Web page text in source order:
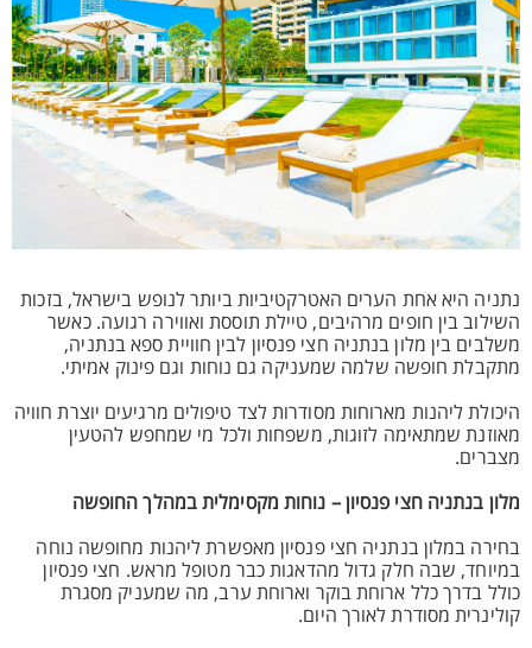
נתניה היא אחת הערים האטרקטיביות ביותר לנופש בישראל, בזכות
השילוב בין חופים מרהיבים, טיילת תוססת ואווירה רגועה. כאשר
משלבים בין מלון בנתניה חצי פנסיון לבין חוויית ספא בנתניה,
מתקבלת חופשה שלמה שמעניקה גם נוחות וגם פינוק אמיתי.
היכולת ליהנות מארוחות מסודרות לצד טיפולים מרגיעים יוצרת חוויה
מאוזנת שמתאימה לזוגות, משפחות ולכל מי שמחפש להטעין
מצברים.
מלון בנתניה חצי פנסיון – נוחות מקסימלית במהלך החופשה
בחירה במלון בנתניה חצי פנסיון מאפשרת ליהנות מחופשה נוחה
במיוחד, שבה חלק גדול מהדאגות כבר מטופל מראש. חצי פנסיון
כולל בדרך כלל ארוחת בוקר וארוחת ערב, מה שמעניק מסגרת
קולינרית מסודרת לאורך היום.